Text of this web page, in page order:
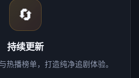
🔄
持续更新
热播榜单，打造纯净追剧体验。